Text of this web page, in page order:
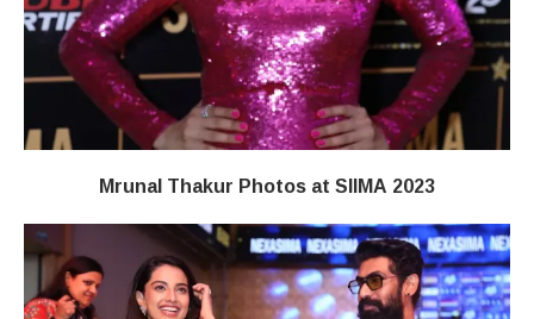
Mrunal Thakur Photos at SIIMA 2023